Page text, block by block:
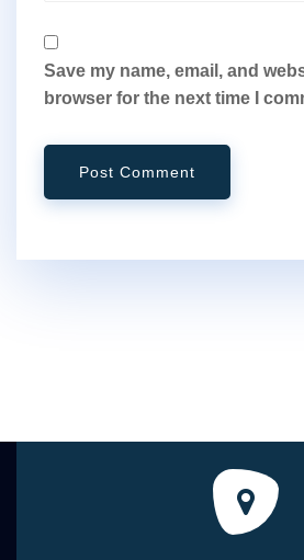
Save my name, email, and
browser for the next time I